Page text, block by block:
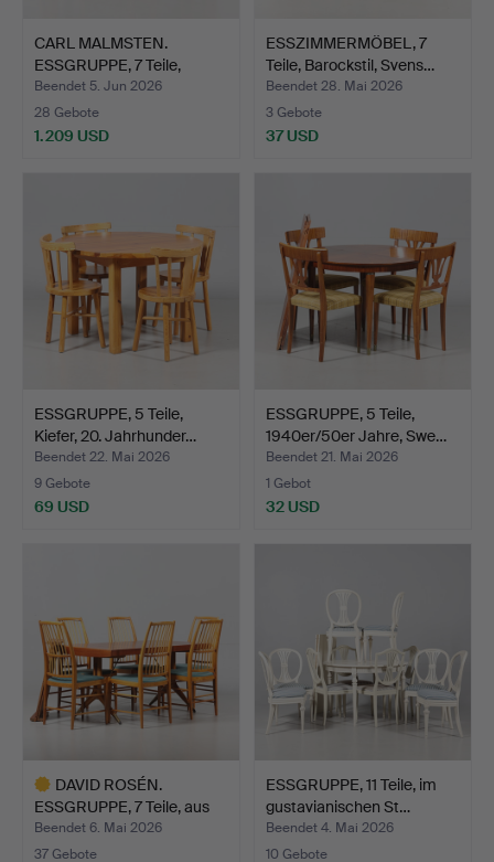
CARL MALMSTEN.
ESSGRUPPE, 7 Teile,
"Ambass…
Beendet 5. Jun 2026
28 Gebote
1.209 USD
ESSZIMMERMÖBEL, 7
Teile, Barockstil, Svens…
Beendet 28. Mai 2026
3 Gebote
37 USD
ESSGRUPPE, 5 Teile,
Kiefer, 20. Jahrhunder…
Beendet 22. Mai 2026
9 Gebote
69 USD
ESSGRUPPE, 5 Teile,
1940er/50er Jahre, Swe…
Beendet 21. Mai 2026
1 Gebot
32 USD
DAVID ROSÉN.
ESSGRUPPE, 7 Teile, aus
der S…
Beendet 6. Mai 2026
37 Gebote
ESSGRUPPE, 11 Teile, im
gustavianischen St…
Beendet 4. Mai 2026
10 Gebote